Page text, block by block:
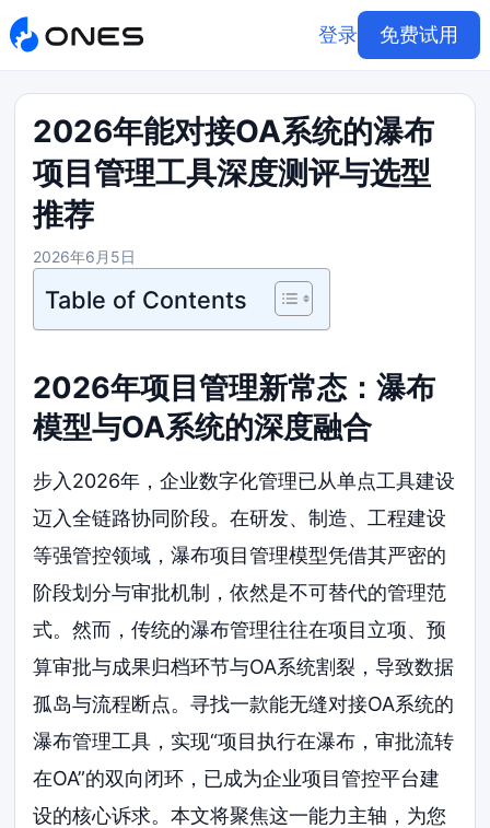
登录 免费试用
2026年能对接OA系统的瀑布
项目管理工具深度测评与选型
推荐
2026年6月5日
Table of Contents
2026年项目管理新常态：瀑布
模型与OA系统的深度融合
步入2026年，企业数字化管理已从单点工具建设
迈入全链路协同阶段。在研发、制造、工程建设
等强管控领域，瀑布项目管理模型凭借其严密的
阶段划分与审批机制，依然是不可替代的管理范
式。然而，传统的瀑布管理往往在项目立项、预
算审批与成果归档环节与OA系统割裂，导致数据
孤岛与流程断点。寻找一款能无缝对接OA系统的
瀑布管理工具，实现“项目执行在瀑布，审批流转
在OA”的双向闭环，已成为企业项目管控平台建
设的核心诉求。本文将聚焦这一能力主轴，为您